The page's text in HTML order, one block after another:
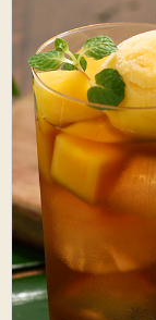
ーヒー
インスタン
コーヒー
おいしいコー
ヒーの淹れ方
コ
UCCコーヒー
博物館
ア